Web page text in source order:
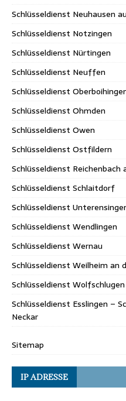
Schlüsseldienst Neuhausen
Schlüsseldienst Notzingen
Schlüsseldienst Nürtingen
Schlüsseldienst Neuffen
Schlüsseldienst
Schlüsseldienst Ohmden
Schlüsseldienst Owen
Schlüsseldienst Ostfildern
Schlüsseldienst Reichenbach
Schlüsseldienst Schlaitdorf
Schlüsseldienst
Schlüsseldienst Wendlingen
Schlüsseldienst Wernau
Schlüsseldienst Weilheim an
Schlüsseldienst Wolfschlugen
Schlüsseldienst Esslingen –
Neckar
Sitemap
IP ADRESSE